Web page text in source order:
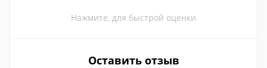
Нажмите, для быстрой оценки
Оставить отзыв